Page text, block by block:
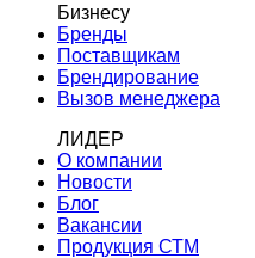
Бизнесу
Бренды
Поставщикам
Брендирование
Вызов менеджера
ЛИДЕР
О компании
Новости
Блог
Вакансии
Продукция СТМ